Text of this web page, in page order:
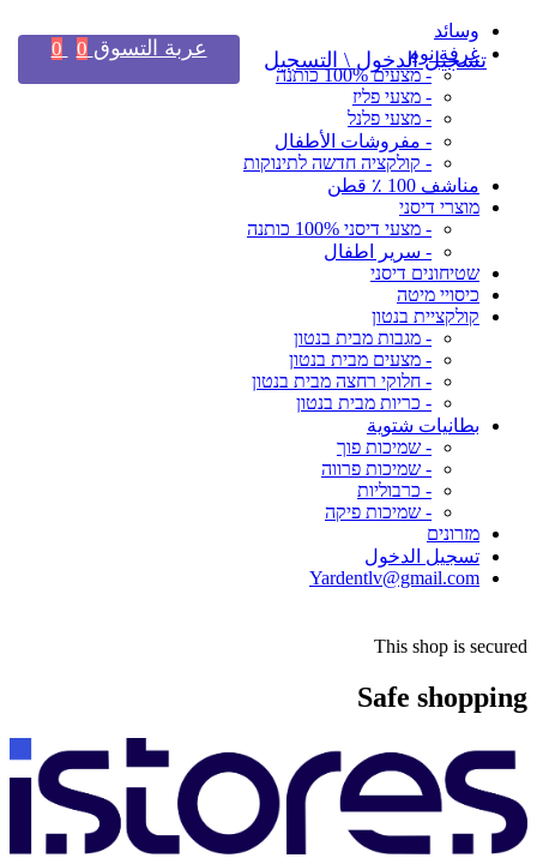
وسائد
غرفة نوم
- מצעים 100% כותנה
- מצעי פליז
- מצעי פלנל
- مفروشات الأطفال
- קולקציה חדשה לתינוקות
مناشف 100 ٪ قطن
מוצרי דיסני
- מצעי דיסני 100% כותנה
- سرير اطفال
שטיחונים דיסני
כיסויי מיטה
קולקציית בנטון
- מגבות מבית בנטון
- מצעים מבית בנטון
- חלוקי רחצה מבית בנטון
- כריות מבית בנטון
بطانيات شتوية
- שמיכות פוך
- שמיכות פרווה
- כרבוליות
- שמיכות פיקה
מזרונים
تسجيل الدخول
Yardentlv@gmail.com
This shop is secured
Safe shopping
تسجيل الدخول \ التسجيل عربة التسوق 0
0